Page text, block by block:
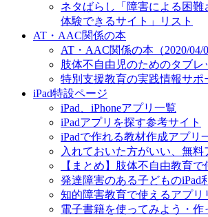
ネタばらし「障害による困難
体験できるサイト」リスト
AT・AAC関係の本
AT・AAC関係の本（2020/04/
肢体不自由児のためのタブレ
特別支援教育の実践情報サポ
iPad特設ページ
iPad、iPhoneアプリ一覧
iPadアプリを探す参考サイト
iPadで作れる教材作成アプリ
入れておいた方がいい、無料
【まとめ】肢体不自由教育で
発達障害のある子どものiPad
知的障害教育で使えるアプリ
電子書籍を使ってみよう・作